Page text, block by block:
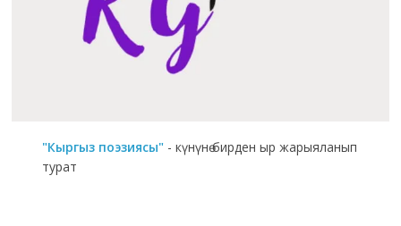
"Кыргыз поэзиясы" - күнүнө бирден ыр жарыяланып
турат